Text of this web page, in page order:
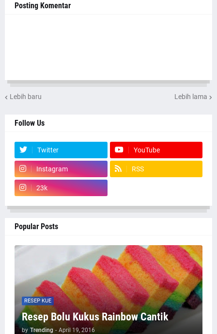
Posting Komentar
Lebih baru Lebih lama
Follow Us
Twitter YouTube
Instagram RSS
23k
Popular Posts
RESEP KUE
Resep Bolu Kukus Rainbow Cantik
by Trending - April 19, 2016